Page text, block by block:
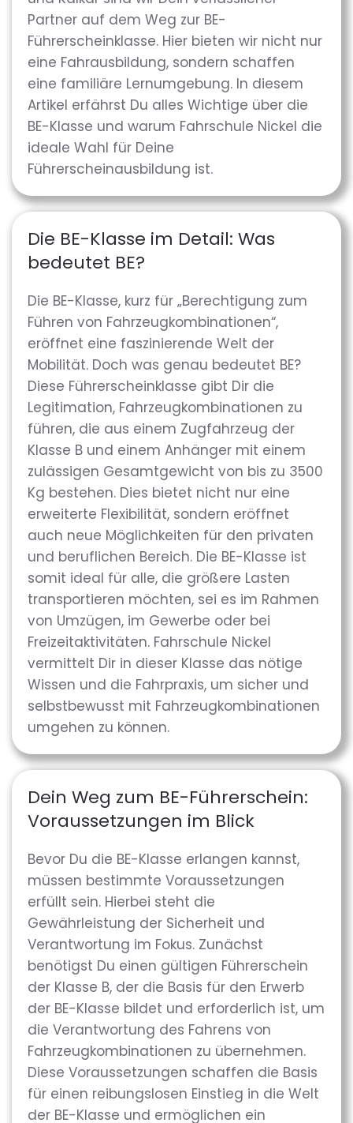
Partner auf dem Weg zur BE-
Führerscheinklasse. Hier bieten wir nicht nur
eine Fahrausbildung, sondern schaffen
eine familiäre Lernumgebung. In diesem
Artikel erfährst Du alles Wichtige über die
BE-Klasse und warum Fahrschule Nickel die
ideale Wahl für Deine
Führerscheinausbildung ist.
Die BE-Klasse im Detail: Was
bedeutet BE?
Die BE-Klasse, kurz für „Berechtigung zum
Führen von Fahrzeugkombinationen“,
eröffnet eine faszinierende Welt der
Mobilität. Doch was genau bedeutet BE?
Diese Führerscheinklasse gibt Dir die
Legitimation, Fahrzeugkombinationen zu
führen, die aus einem Zugfahrzeug der
Klasse B und einem Anhänger mit einem
zulässigen Gesamtgewicht von bis zu 3500
Kg bestehen. Dies bietet nicht nur eine
erweiterte Flexibilität, sondern eröffnet
auch neue Möglichkeiten für den privaten
und beruflichen Bereich. Die BE-Klasse ist
somit ideal für alle, die größere Lasten
transportieren möchten, sei es im Rahmen
von Umzügen, im Gewerbe oder bei
Freizeitaktivitäten. Fahrschule Nickel
vermittelt Dir in dieser Klasse das nötige
Wissen und die Fahrpraxis, um sicher und
selbstbewusst mit Fahrzeugkombinationen
umgehen zu können.
Dein Weg zum BE-Führerschein:
Voraussetzungen im Blick
Bevor Du die BE-Klasse erlangen kannst,
müssen bestimmte Voraussetzungen
erfüllt sein. Hierbei steht die
Gewährleistung der Sicherheit und
Verantwortung im Fokus. Zunächst
benötigst Du einen gültigen Führerschein
der Klasse B, der die Basis für den Erwerb
der BE-Klasse bildet und erforderlich ist, um
die Verantwortung des Fahrens von
Fahrzeugkombinationen zu übernehmen.
Diese Voraussetzungen schaffen die Basis
für einen reibungslosen Einstieg in die Welt
der BE-Klasse und ermöglichen ein